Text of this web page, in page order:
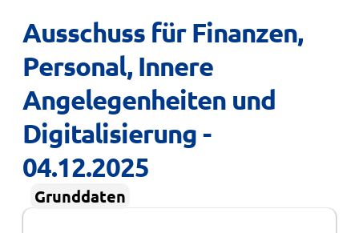
Ausschuss für Finanzen,
Personal, Innere
Angelegenheiten und
Digitalisierung -
04.12.2025
Grunddaten